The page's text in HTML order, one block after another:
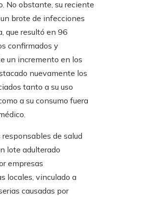
No obstante, su reciente
brote de infecciones
que resultó en 96
confirmados y
un incremento en los
nuevamente los
tanto a su uso
a su consumo fuera
responsables de salud
lote adulterado
empresas
locales, vinculado a
causadas por